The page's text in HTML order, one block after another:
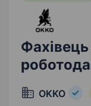
OKKO